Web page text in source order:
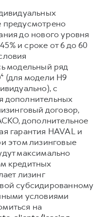
предусмотрено
до нового уровня
и сроке от 6 до 60
модельный ряд
(для модели Н9
с
дополнительных
договор,
дополнительное
гарантия HAVAL и
этом лизинговые
максимально
кредитных
лизинг
субсидированному
условиями
на